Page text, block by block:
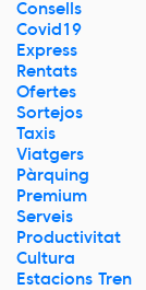
Consells
Covid19
Express
Rentats
Ofertes
Sortejos
Taxis
Viatgers
Pàrquing
Premium
Serveis
Productivitat
Cultura
Estacions Tren